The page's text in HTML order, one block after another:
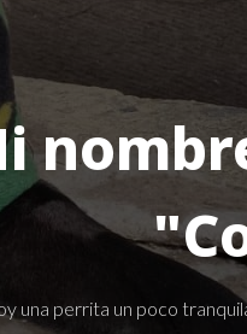
una perrita un poco